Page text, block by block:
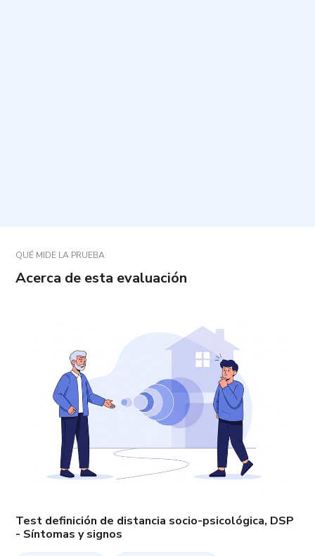
QUÉ MIDE LA PRUEBA
Acerca de esta evaluación
Test definición de distancia socio-psicológica, DSP
- Síntomas y signos